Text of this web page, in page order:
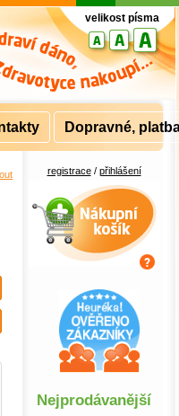
registrace/ přihlášení
Nákupní košík
velikost písma
Nejprodávanější
Dopravné,